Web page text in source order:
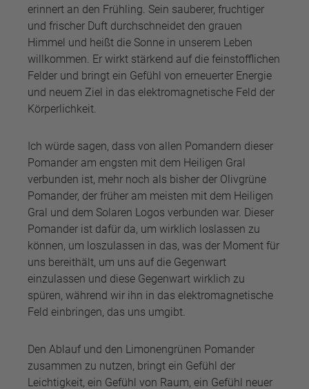
erinnert an den Frühling. Sein sauberer, fruchtiger
und frischer Duft durchschneidet den grauen
Himmel und heißt die Sonne in unserem Leben
willkommen. Er wirkt stärkend auf die feinstofflichen
Felder und bringt ein Gefühl von erneuerter Energie
und neuem Ziel in das elektromagnetische Feld der
Körperlichkeit.
Ich würde sagen, dass von allen Pomandern dieser
Pomander am engsten mit dem Heiligen Gral
verbunden ist, mehr noch als bisher der Olivgrüne
Pomander, der früher am meisten mit dem Heiligen
Gral und dem Solaren Logos verbunden war. Dieser
Pomander ist dafür da, um wirklich loslassen zu
können, um loszulassen in das, was der Moment für
uns bereithält, um uns auf die Gegenwart
einzulassen und diese Gegenwart wirklich zu
spüren, während wir ihn in das elektromagnetische
Feld einbringen, das uns umgibt.
Den Ablauf und den Limonengrünen Pomander
zusammen zu nutzen, bringt ein Gefühl der
Leichtigkeit, ein Gefühl von Raum, ein Gefühl neuer